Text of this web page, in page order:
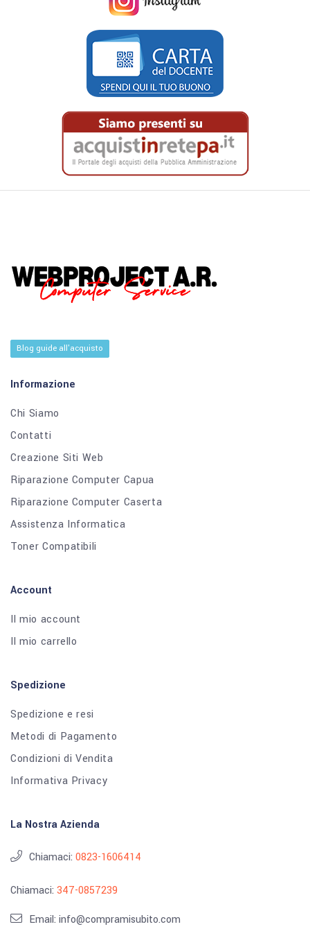
Blog guide all'acquisto
Informazione
Chi Siamo
Contatti
Creazione Siti Web
Riparazione Computer Capua
Riparazione Computer Caserta
Assistenza Informatica
Toner Compatibili
Account
Il mio account
Il mio carrello
Spedizione
Spedizione e resi
Metodi di Pagamento
Condizioni di Vendita
Informativa Privacy
La Nostra Azienda
Chiamaci: 0823-1606414
Chiamaci: 347-0857239
Email: info@compramisubito.com